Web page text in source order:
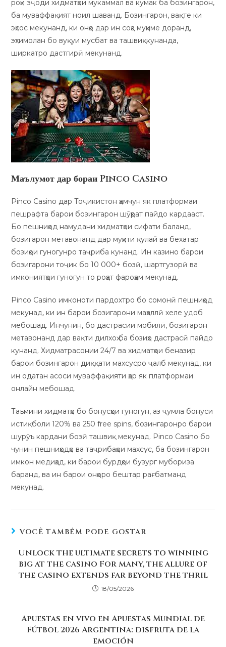
роҳи эҷоди хидматҳои мукаммал ва кумак ба бозингарон,
ба муваффақият ноил шаванд. Бозингарон, вақте ки
эҳсос мекунанд, ки онҳо дар ин соҳа муҳиме доранд,
эҳтимолан бо вуқуи мусбат ва ташвиқкунанда,
ширкатро дастгирӣ мекунанд.
Маълумот дар бораи Pinco Casino
Pinco Casino дар Тоҷикистон ҳамчун як платформаи
пешрафта барои бозингарон шӯҳрат пайдо кардааст.
Бо пешниҳод намудани хидматҳои сифати баланд,
бозигарон метавонанд дар муҳити қулай ва бехатар
бозиҳои гуногунро таҷриба кунанд. Ин казино барои
бозигарони тоҷик бо 10 000+ бозӣ, шартгузорӣ ва
имкониятҳои гуногун то роҳат фароҳам мекунад.
Pinco Casino имконоти пардохтро бо сомонӣ пешниҳод
мекунад, ки ин барои бозигарони маҳаллӣ хеле удоб
мебошад. Инчунин, бо дастрасии мобилӣ, бозигарон
метавонанд дар вақти дилхоҳ ба бозиҳо дастрасӣ пайдо
кунанд. Хидматрасонии 24/7 ва хидматҳои беназир
барои бозингарон диққати махсусро ҷалб мекунад, ки
ин одатан асоси муваффақияти ҳар як платформаи
онлайн мебошад.
Таъмини хидматҳо бо бонусҳои гуногун, аз ҷумла бонуси
истиқболи 120% ва 250 free spins, бозингаронро барои
шурӯъ кардани бозӣ ташвиқ мекунад. Pinco Casino бо
чунин пешниҳодҳо ва таҷрибаҳои махсус, ба бозингарон
имкон медиҳад, ки барои бурдҳои бузург мубориза
баранд, ва ин барои онҳоро бештар рағбатманд
мекунад.
VOCÊ TAMBÉM PODE GOSTAR
Unlock the ultimate secrets to winning
big at the casino For many, the allure of
the casino extends far beyond the thril
18/05/2026
Apuestas en vivo en Apuestas Mundial de
Fútbol 2026 Argentina: disfruta de la
emoción